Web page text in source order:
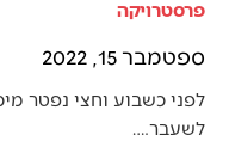
פרסטרויקה
ספטמבר 15, 2022
לפני כשבוע וחצי נפטר
לשעבר.…